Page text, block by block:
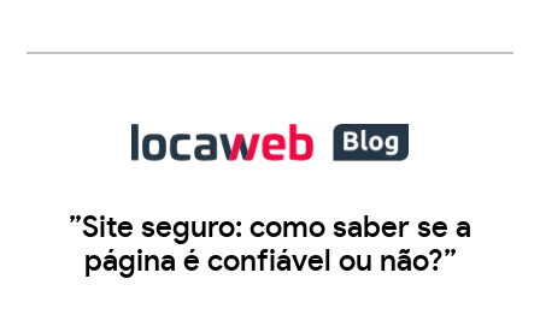
”Site seguro: como saber se a
página é confiável ou não?”